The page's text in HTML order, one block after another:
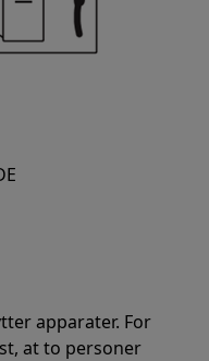
apparater. For
at to personer